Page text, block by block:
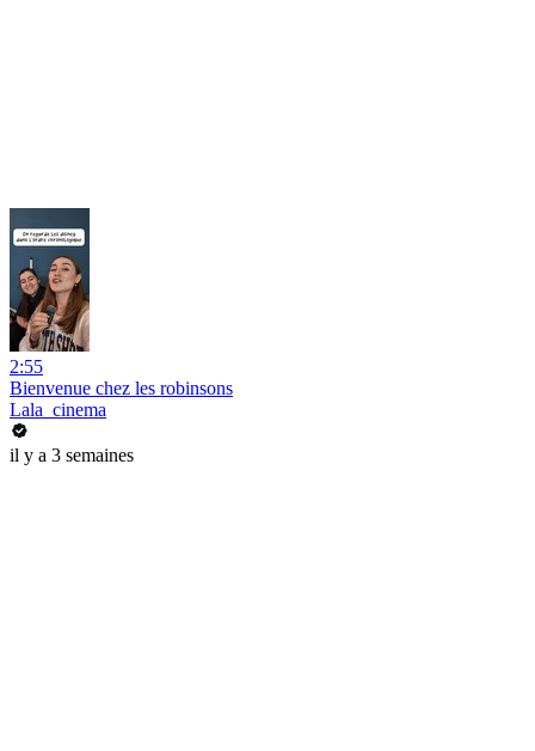
2:55
Bienvenue chez les robinsons
Lala_cinema
il y a 3 semaines